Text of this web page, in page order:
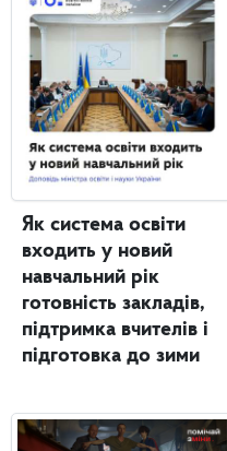
Як система освіти
входить у новий
навчальний рік
готовність закладів,
підтримка вчителів і
підготовка до зими